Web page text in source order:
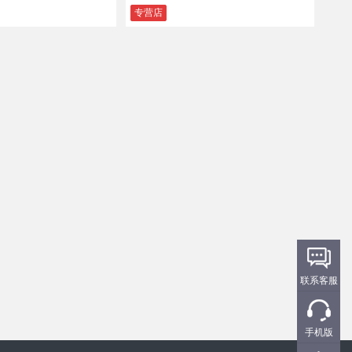
专营店
联系客服
手机版